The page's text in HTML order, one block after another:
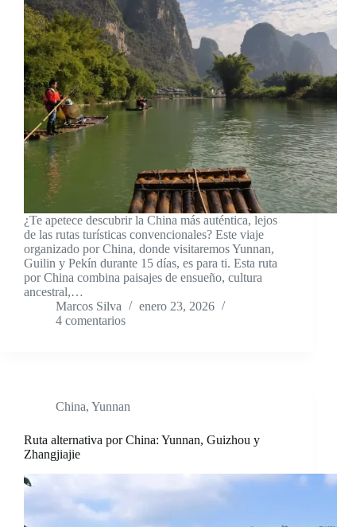
¿Te apetece descubrir la China más auténtica, lejos
de las rutas turísticas convencionales? Este viaje
organizado por China, donde visitaremos Yunnan,
Guilin y Pekín durante 15 días, es para ti. Esta ruta
por China combina paisajes de ensueño, cultura
ancestral,…
Marcos Silva
enero 23, 2026
4 comentarios
China, Yunnan
Ruta alternativa por China: Yunnan, Guizhou y
Zhangjiajie